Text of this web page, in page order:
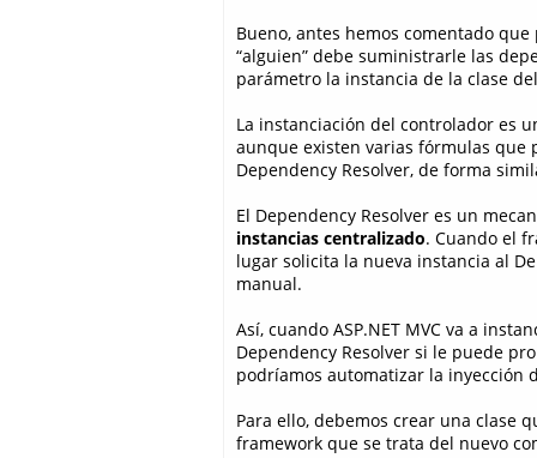
Bueno, antes hemos comentado
“alguien” debe suministrarle las
parámetro la instancia de la clase
La instanciación del controlador es
aunque existen varias fórmulas
Dependency Resolver, de forma
El Dependency Resolver es un
instancias centralizado. Cuando el
lugar solicita la nueva instancia al
manual.
Así, cuando ASP.NET MVC va a
Dependency Resolver si le puede
podríamos automatizar la inyección
Para ello, debemos crear una clase
framework que se trata del nuevo